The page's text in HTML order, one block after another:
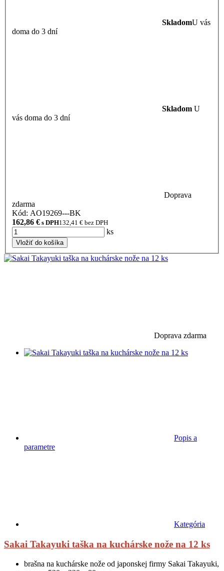
SkladomU vás
doma do 3 dní
Skladom U
vás doma do 3 dní
Doprava
zdarma
Kód: AO19269---BK
162,86 € s DPH132,41 € bez DPH
ks
Vložiť do košíka
Doprava zdarma
Popis a
parametre
Kategória
Sakai Takayuki taška na kuchárske nože na 12 ks
brašna na kuchárske nože od japonskej firmy Sakai Takayuki,